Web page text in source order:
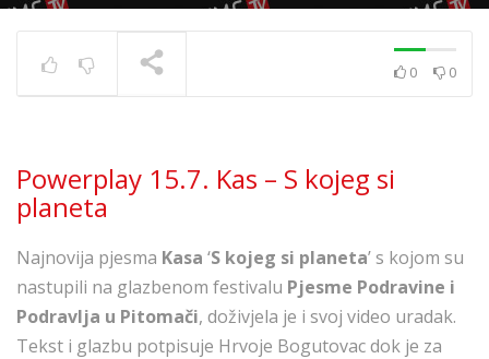
0 0
Powerplay 15.7. Kas – S kojeg si
planeta
Najnovija pjesma Kasa ‘S kojeg si planeta’ s kojom su
nastupili na glazbenom festivalu Pjesme Podravine i
Podravlja u Pitomači, doživjela je i svoj video uradak.
Tekst i glazbu potpisuje Hrvoje Bogutovac dok je za